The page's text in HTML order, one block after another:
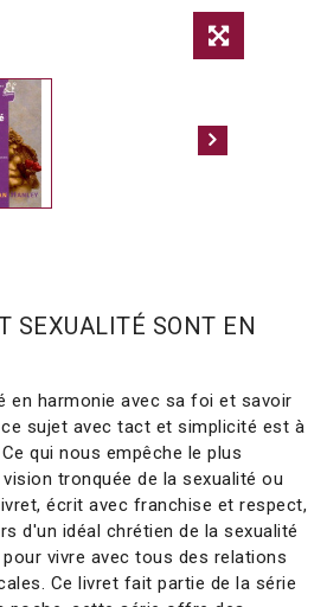
SEXUALITÉ SONT EN
en harmonie avec sa foi et savoir
sujet avec tact et simplicité est à
qui nous empêche le plus
tronquée de la sexualité ou
écrit avec franchise et respect,
d'un idéal chrétien de la sexualité
vivre avec tous des relations
Ce livret fait partie de la série